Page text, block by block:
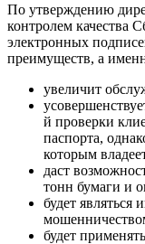
По утверждению
контролем качества
электронных
преимуществ, а
увеличит
й проверки
паспорта,
которым
даст
тонн бумаги и
будет являться
будет